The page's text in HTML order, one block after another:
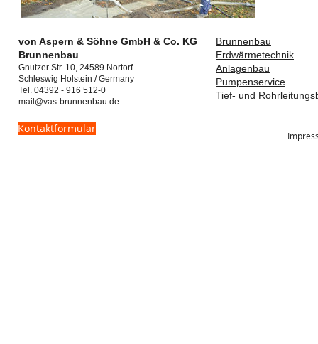
von Aspern & Söhne GmbH & Co. KG
Brunnenbau
Gnutzer Str. 10, 24589 Nortorf
Schleswig Holstein / Germany
Tel. 04392 - 916 512-0
mail@vas-brunnenbau.de
Kontaktformular
Brunnenbau
Erdwärmetechnik
Anlagenbau
Pumpenservice
Tief- und